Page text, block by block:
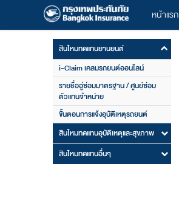
หน้าแรก
สินไหมทดแทนยานยนต์
i-Claim เคลมรถยนต์ออนไลน์
รายชื่ออู่ซ่อมมาตรฐาน / ศูนย์ซ่อม
ตัวแทนจำหน่าย
ขั้นตอนการแจ้งอุบัติเหตุรถยนต์
สินไหมทดแทนอุบัติเหตุและสุขภาพ
สินไหมทดแทนอื่นๆ